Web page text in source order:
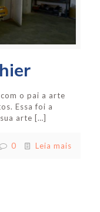
o pai a arte
Essa foi a
arte […]
0 Leia mais